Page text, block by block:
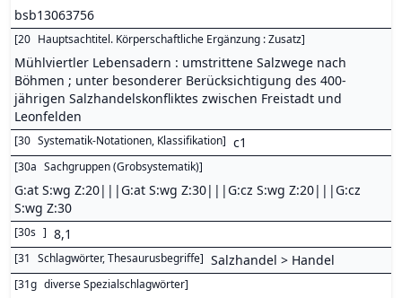
bsb13063756
[20 Hauptsachtitel. Körperschaftliche Ergänzung : Zusatz]
Mühlviertler Lebensadern : umstrittene Salzwege nach
Böhmen ; unter besonderer Berücksichtigung des 400-
jährigen Salzhandelskonfliktes zwischen Freistadt und
Leonfelden
[30 Systematik-Notationen, Klassifikation] c1
[30a Sachgruppen (Grobsystematik)]
G:at S:wg Z:20|||G:at S:wg Z:30|||G:cz S:wg Z:20|||G:cz
S:wg Z:30
[30s ] 8,1
[31 Schlagwörter, Thesaurusbegriffe] Salzhandel > Handel
[31g diverse Spezialschlagwörter]